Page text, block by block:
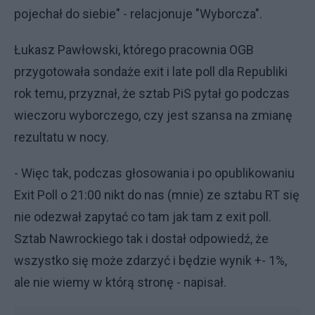
pojechał do siebie" - relacjonuje "Wyborcza".
Łukasz Pawłowski, którego pracownia OGB
przygotowała sondaże exit i late poll dla Republiki
rok temu, przyznał, że sztab PiS pytał go podczas
wieczoru wyborczego, czy jest szansa na zmianę
rezultatu w nocy.
- Więc tak, podczas głosowania i po opublikowaniu
Exit Poll o 21:00 nikt do nas (mnie) ze sztabu RT się
nie odezwał zapytać co tam jak tam z exit poll.
Sztab Nawrockiego tak i dostał odpowiedź, że
wszystko się może zdarzyć i będzie wynik +- 1%,
ale nie wiemy w którą stronę - napisał.